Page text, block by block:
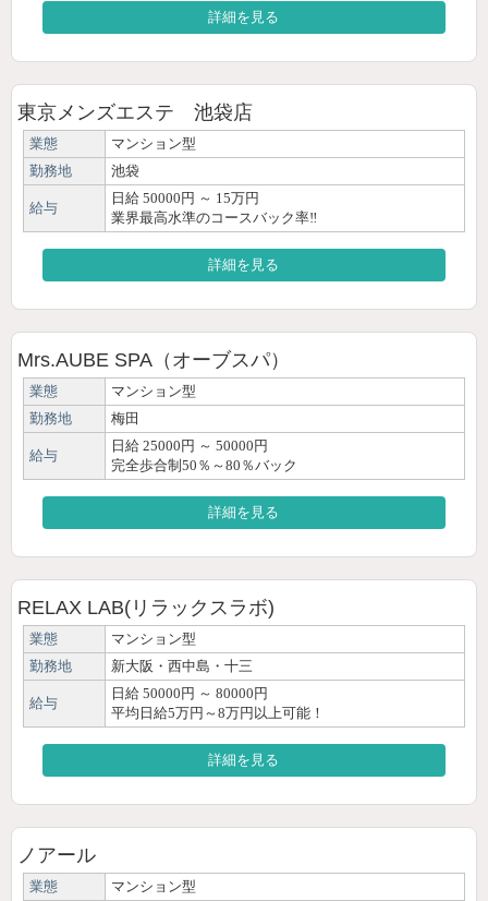
詳細を見る
東京メンズエステ 池袋店
業態
マンション型
勤務地
池袋
給与
日給 50000円 ～ 15万円
業界最高水準のコースバック率‼
詳細を見る
Mrs.AUBE SPA（オーブスパ）
業態
マンション型
勤務地
梅田
給与
日給 25000円 ～ 50000円
完全歩合制50％～80％バック
詳細を見る
RELAX LAB(リラックスラボ)
業態
マンション型
勤務地
新大阪・西中島・十三
給与
日給 50000円 ～ 80000円
平均日給5万円～8万円以上可能！
詳細を見る
ノアール
業態
マンション型